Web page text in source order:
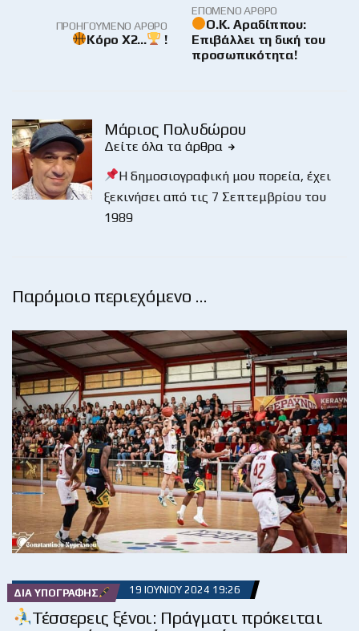
ΠΡΟΗΓΟΎΜΕΝΟ ΆΡΘΡΟ
Κόρο Χ2… !
ΕΠΌΜΕΝΟ ΆΡΘΡΟ
Ο.Κ. Αραδίππου:
Επιβάλλει τη δική του
προσωπικότητα!
Μάριος Πολυδώρου
Δείτε όλα τα άρθρα
Η δημοσιογραφική μου πορεία, έχει
ξεκινήσει από τις 7 Σεπτεμβρίου του
1989
Παρόμοιο περιεχόμενο …
ΔΙΑ ΥΠΟΓΡΑΦΉΣ 19 ΙΟΥΝΊΟΥ 2024 19:26
Τέσσερεις ξένοι: Πράγματι πρόκειται